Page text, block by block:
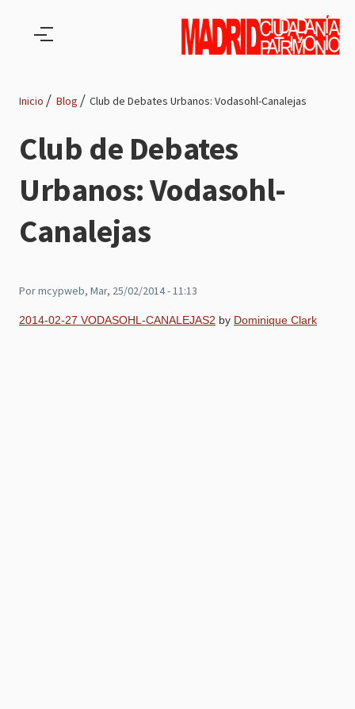
Ruta
de
navegación
Inicio Blog Club de Debates Urbanos: Vodasohl-Canalejas
Club de Debates
Urbanos: Vodasohl-
Canalejas
Pormcypweb, Mar, 25/02/2014 - 11:13
2014-02-27 VODASOHL-CANALEJAS2 by Dominique Clark